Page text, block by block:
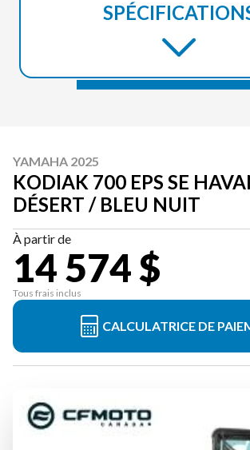
YAMAHA 2025
KODIAK 700 EPS SE
DÉSERT / BLEU NUIT
À partir de
14 574 $
Tous frais inclus
CALCULATRICE DE